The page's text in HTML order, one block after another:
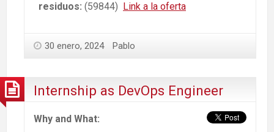
residuos: (59844) Link a la oferta
30 enero, 2024 Pablo
Internship as DevOps Engineer
Why and What: